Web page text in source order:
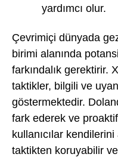
yardımcı olur.
Çevrimiçi dünyada
birimi alanında
farkındalık gerektirir.
taktikler, bilgili ve
göstermektedir.
fark ederek ve
kullanıcılar
taktikten koruyabilir